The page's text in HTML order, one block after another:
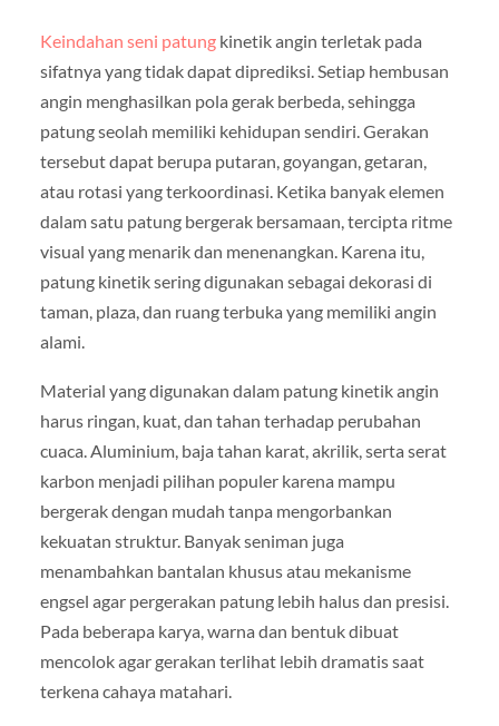
Keindahan seni patungkinetik angin terletak pada
sifatnya yang tidak dapat diprediksi. Setiap hembusan
angin menghasilkan pola gerak berbeda, sehingga
patung seolah memiliki kehidupan sendiri. Gerakan
tersebut dapat berupa putaran, goyangan, getaran,
atau rotasi yang terkoordinasi. Ketika banyak elemen
dalam satu patung bergerak bersamaan, tercipta ritme
visual yang menarik dan menenangkan. Karena itu,
patung kinetik sering digunakan sebagai dekorasi di
taman, plaza, dan ruang terbuka yang memiliki angin
alami.
Material yang digunakan dalam patung kinetik angin
harus ringan, kuat, dan tahan terhadap perubahan
cuaca. Aluminium, baja tahan karat, akrilik, serta serat
karbon menjadi pilihan populer karena mampu
bergerak dengan mudah tanpa mengorbankan
kekuatan struktur. Banyak seniman juga
menambahkan bantalan khusus atau mekanisme
engsel agar pergerakan patung lebih halus dan presisi.
Pada beberapa karya, warna dan bentuk dibuat
mencolok agar gerakan terlihat lebih dramatis saat
terkena cahaya matahari.